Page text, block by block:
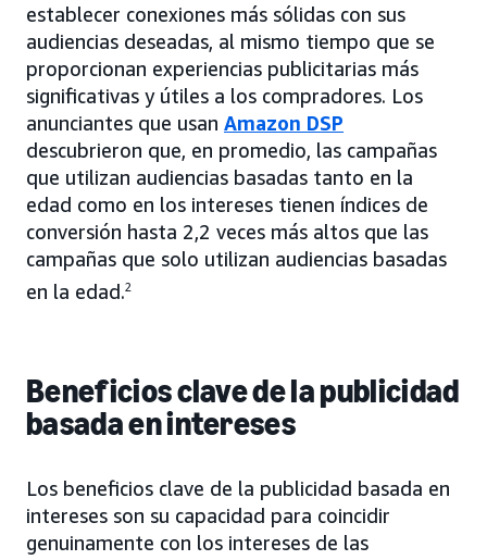
establecer conexiones más sólidas con sus
audiencias deseadas, al mismo tiempo que se
proporcionan experiencias publicitarias más
significativas y útiles a los compradores. Los
anunciantes que usan Amazon DSP
descubrieron que, en promedio, las campañas
que utilizan audiencias basadas tanto en la
edad como en los intereses tienen índices de
conversión hasta 2,2 veces más altos que las
campañas que solo utilizan audiencias basadas
en la edad.2
Beneficios clave de la publicidad
basada en intereses
Los beneficios clave de la publicidad basada en
intereses son su capacidad para coincidir
genuinamente con los intereses de las